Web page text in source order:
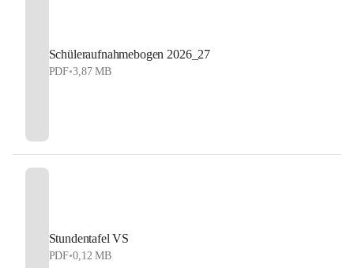
Schüleraufnahmebogen 2026_27
PDF•3,87 MB
Stundentafel VS
PDF•0,12 MB